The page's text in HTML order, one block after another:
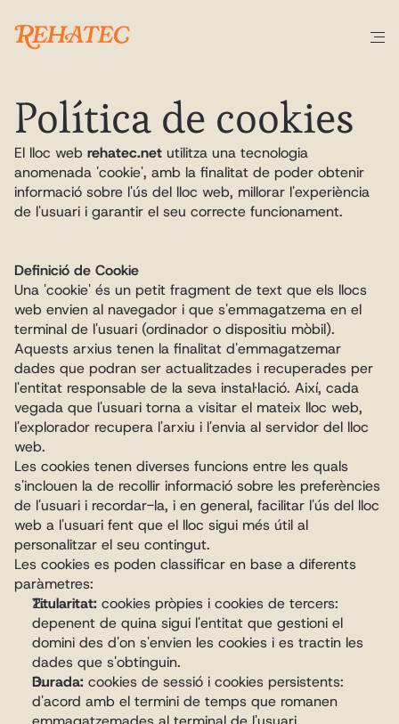
Política de cookies
El lloc web rehatec.net utilitza una tecnologia
anomenada 'cookie', amb la finalitat de poder obtenir
informació sobre l'ús del lloc web, millorar l'experiència
de l'usuari i garantir el seu correcte funcionament.
Definició de Cookie
Una 'cookie' és un petit fragment de text que els llocs
web envien al navegador i que s'emmagatzema en el
terminal de l'usuari (ordinador o dispositiu mòbil).
Aquests arxius tenen la finalitat d'emmagatzemar
dades que podran ser actualitzades i recuperades per
l'entitat responsable de la seva instal·lació. Així, cada
vegada que l'usuari torna a visitar el mateix lloc web,
l'explorador recupera l'arxiu i l'envia al servidor del lloc
web.
Les cookies tenen diverses funcions entre les quals
s'inclouen la de recollir informació sobre les preferències
de l'usuari i recordar-la, i en general, facilitar l'ús del lloc
web a l'usuari fent que el lloc sigui més útil al
personalitzar el seu contingut.
Les cookies es poden classificar en base a diferents
paràmetres:
Titularitat: cookies pròpies i cookies de tercers:
depenent de quina sigui l'entitat que gestioni el
domini des d'on s'envien les cookies i es tractin les
dades que s'obtinguin.
Durada: cookies de sessió i cookies persistents:
d'acord amb el termini de temps que romanen